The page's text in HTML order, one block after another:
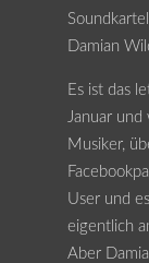
Damian
Es ist das
Januar
Musiker,
User und
eigentlich
Aber